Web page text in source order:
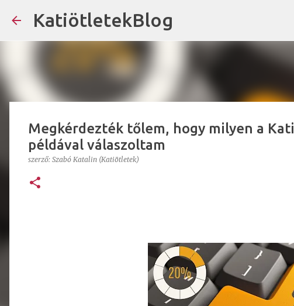
KatiötletekBlog
Megkérdezték tőlem, hogy milyen a
példával válaszoltam
szerző: Szabó Katalin (Katiötletek)